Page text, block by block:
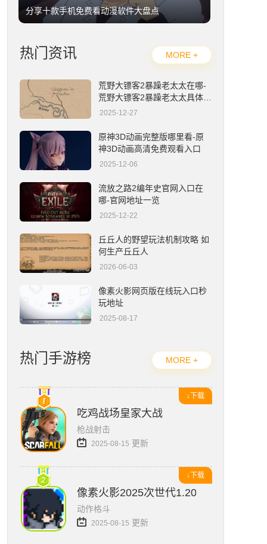
分享十款手机免费看动漫软件大盘点
热门资讯 MORE +
荒野大镖客2暴躁老太太在哪-
荒野大镖客2暴躁老太太具体位
置详解
2025-12-27
原神3D动画完整版哪里看-原
神3D动画高清免费观看入口
2025-12-06
流放之路2编年史官网入口在
哪-官网地址一览
2025-12-22
丘丘人的野望玩法机制攻略 如
何生产丘丘人
2026-06-03
像素火影网页版在线玩入口秒
玩地址
2025-08-17
热门手游榜 MORE +
↓下载
吃鸡战场皇家大战
枪战射击
2025-08-15 更新
↓下载
像素火影2025次世代1.20版本
动作格斗
2025-08-15 更新